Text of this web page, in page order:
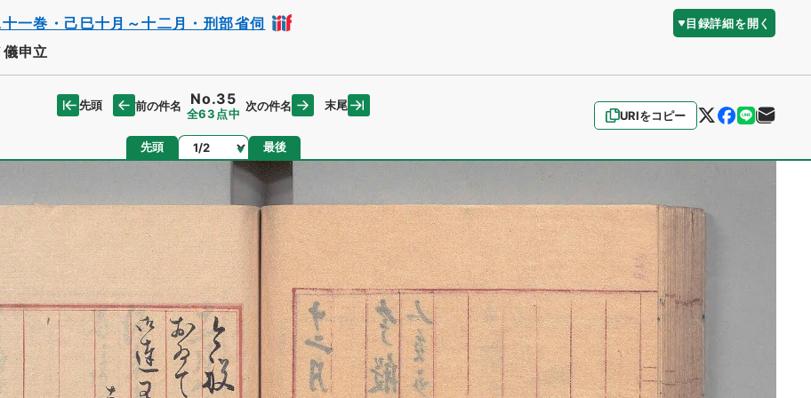
一巻・己巳十月～十二月・刑部省伺 目録詳細を開く
申立
URIをコピー
先頭 前の件名 No.35
全63点中
次の件名 末尾
先頭 ページ 最後